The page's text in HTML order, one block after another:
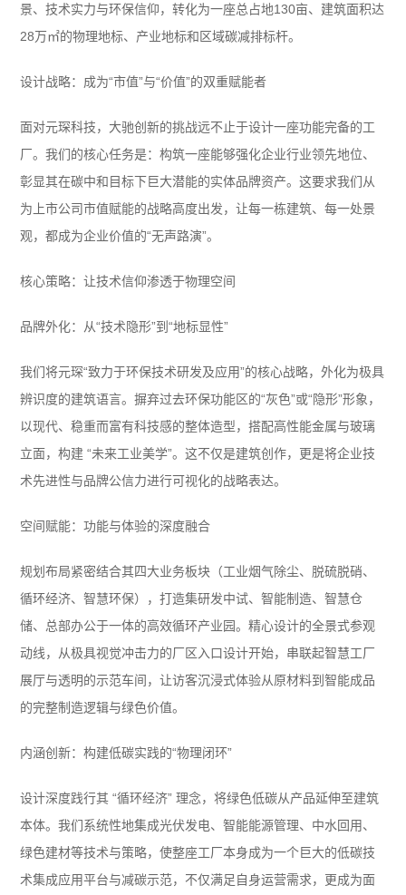
景、技术实力与环保信仰，转化为一座总占地130亩、建筑面积达
28万㎡的物理地标、产业地标和区域碳减排标杆。
设计战略：成为“市值”与“价值”的双重赋能者
面对元琛科技，大驰创新的挑战远不止于设计一座功能完备的工
厂。我们的核心任务是：构筑一座能够强化企业行业领先地位、
彰显其在碳中和目标下巨大潜能的实体品牌资产。这要求我们从
为上市公司市值赋能的战略高度出发，让每一栋建筑、每一处景
观，都成为企业价值的“无声路演”。
核心策略：让技术信仰渗透于物理空间
品牌外化：从“技术隐形”到“地标显性”
我们将元琛“致力于环保技术研发及应用”的核心战略，外化为极具
辨识度的建筑语言。摒弃过去环保功能区的“灰色”或“隐形”形象，
以现代、稳重而富有科技感的整体造型，搭配高性能金属与玻璃
立面，构建 “未来工业美学”。这不仅是建筑创作，更是将企业技
术先进性与品牌公信力进行可视化的战略表达。
空间赋能：功能与体验的深度融合
规划布局紧密结合其四大业务板块（工业烟气除尘、脱硫脱硝、
循环经济、智慧环保），打造集研发中试、智能制造、智慧仓
储、总部办公于一体的高效循环产业园。精心设计的全景式参观
动线，从极具视觉冲击力的厂区入口设计开始，串联起智慧工厂
展厅与透明的示范车间，让访客沉浸式体验从原材料到智能成品
的完整制造逻辑与绿色价值。
内涵创新：构建低碳实践的“物理闭环”
设计深度践行其 “循环经济” 理念，将绿色低碳从产品延伸至建筑
本体。我们系统性地集成光伏发电、智能能源管理、中水回用、
绿色建材等技术与策略，使整座工厂本身成为一个巨大的低碳技
术集成应用平台与减碳示范，不仅满足自身运营需求，更成为面